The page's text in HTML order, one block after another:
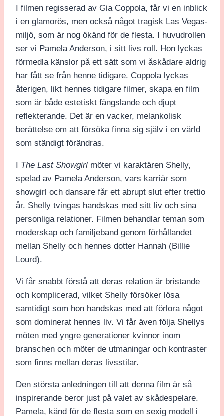
I filmen regisserad av Gia Coppola, får vi en inblick
i en glamorös, men också något tragisk Las Vegas-
miljö, som är nog ökänd för de flesta. I huvudrollen
ser vi Pamela Anderson, i sitt livs roll. Hon lyckas
förmedla känslor på ett sätt som vi åskådare aldrig
har fått se från henne tidigare. Coppola lyckas
återigen, likt hennes tidigare filmer, skapa en film
som är både estetiskt fängslande och djupt
reflekterande. Det är en vacker, melankolisk
berättelse om att försöka finna sig själv i en värld
som ständigt förändras.
The Last Showgirl möter vi karaktären Shelly,
spelad av Pamela Anderson, vars karriär som
showgirl och dansare får ett abrupt slut efter trettio
år. Shelly tvingas handskas med sitt liv och sina
personliga relationer. Filmen behandlar teman som
moderskap och familjeband genom förhållandet
mellan Shelly och hennes dotter Hannah (Billie
Lourd).
Vi får snabbt förstå att deras relation är bristande
och komplicerad, vilket Shelly försöker lösa
samtidigt som hon handskas med att förlora något
som dominerat hennes liv. Vi får även följa Shellys
möten med yngre generationer kvinnor inom
branschen och möter de utmaningar och kontraster
som finns mellan deras livsstilar.
Den största anledningen till att denna film är så
inspirerande beror just på valet av skådespelare.
Pamela, känd för de flesta som en sexig modell i